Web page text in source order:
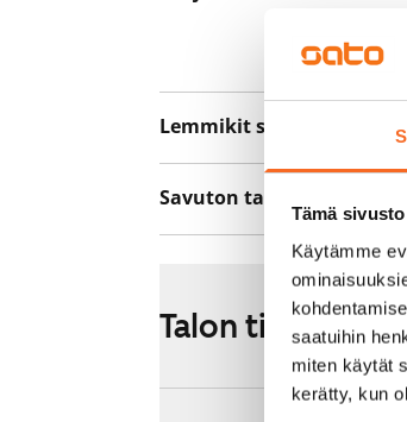
Tämä
Käytämme
saatuihin
miten käytät
kerätty, kun
Lemmikit sallittu
Savuton talo
Talon tiedot